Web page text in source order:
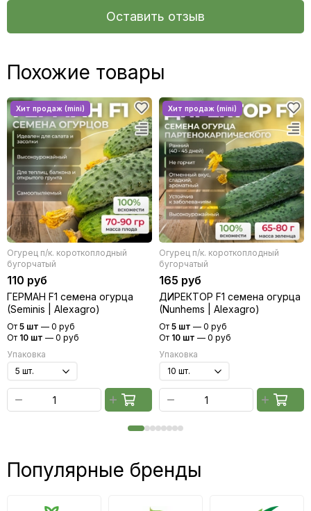
Оставить отзыв
Похожие товары
Огурец п/к. короткоплодный
бугорчатый
110 руб
ГЕРМАН F1 семена огурца
(Seminis | Alexagro)
От 5 шт — 0 руб
От 10 шт — 0 руб
Упаковка
Огурец п/к. короткоплодный
бугорчатый
165 руб
ДИРЕКТОР F1 семена огурца
(Nunhems | Alexagro)
От 5 шт — 0 руб
От 10 шт — 0 руб
Упаковка
Популярные бренды